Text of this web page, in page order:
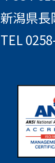
新潟県長
TEL